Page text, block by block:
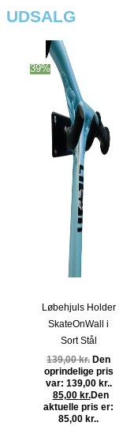
UDSALG
39%
Løbehjuls Holder
SkateOnWall i
Sort Stål
139,00kr. Den
oprindelige pris
var: 139,00 kr..
85,00 kr.Den
aktuelle pris er:
85,00 kr..